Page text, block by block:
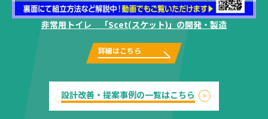
非常用トイレ 「Scet(スケット)」の開発・製造
詳細はこちら
設計改善・提案事例の一覧はこちら